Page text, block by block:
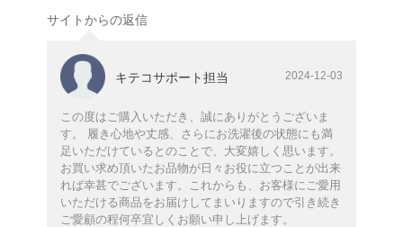
サイトからの返信
キテコサポート担当 2024-12-03
この度はご購入いただき、誠にありがとうございま
す。 履き心地や丈感、さらにお洗濯後の状態にも満
足いただけているとのことで、大変嬉しく思います。
お買い求め頂いたお品物が日々お役に立つことが出来
れば幸甚でございます。これからも、お客様にご愛用
いただける商品をお届けしてまいりますので引き続き
ご愛顧の程何卒宜しくお願い申し上げます。